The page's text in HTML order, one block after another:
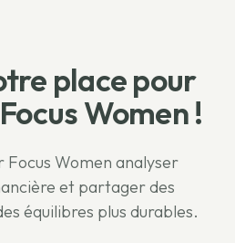
place pour
Women !
Women analyser
et partager des
équilibres plus durables.